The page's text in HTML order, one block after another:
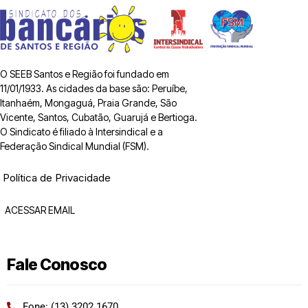
O SEEB Santos e Região foi fundado em
11/01/1933. As cidades da base são: Peruíbe,
Itanhaém, Mongaguá, Praia Grande, São
Vicente, Santos, Cubatão, Guarujá e Bertioga.
O Sindicato é filiado à Intersindical e a
Federação Sindical Mundial (FSM).
Política de Privacidade
ACESSAR EMAIL
Fale Conosco